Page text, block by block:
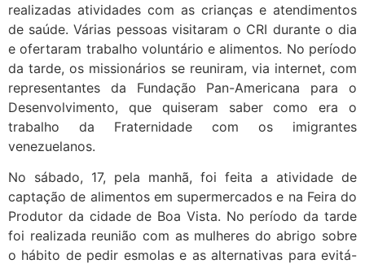
realizadas atividades com as crianças e atendimentos
de saúde. Várias pessoas visitaram o CRI durante o dia
e ofertaram trabalho voluntário e alimentos. No período
da tarde, os missionários se reuniram, via internet, com
representantes da Fundação Pan-Americana para o
Desenvolvimento, que quiseram saber como era o
trabalho da Fraternidade com os imigrantes
venezuelanos.
No sábado, 17, pela manhã, foi feita a atividade de
captação de alimentos em supermercados e na Feira do
Produtor da cidade de Boa Vista. No período da tarde
foi realizada reunião com as mulheres do abrigo sobre
o hábito de pedir esmolas e as alternativas para evitá-